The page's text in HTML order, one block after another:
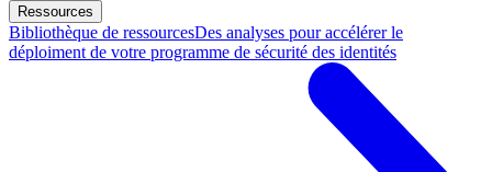
Ressources
Bibliothèque de ressourcesDes analyses pour accélérer le
déploiment de votre programme de sécurité des identités